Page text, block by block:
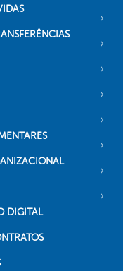
DIGITAL